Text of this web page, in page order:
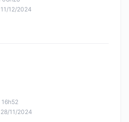
12/2024
11/2024